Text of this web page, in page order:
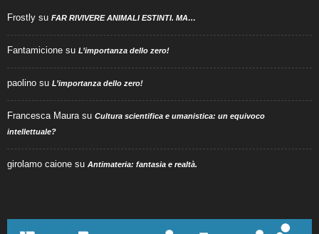
Frostly su FAR RIVIVERE ANIMALI ESTINTI. MA…
Fantamicione su L’importanza dello zero!
paolino su L’importanza dello zero!
Francesca Maura su Cultura scientifica e umanistica: un equivoco
intellettuale?
girolamo caione su Antimateria: fantasia e realtà.